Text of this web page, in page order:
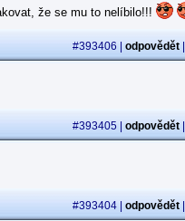
že se mu to nelíbilo!!!
#393406 | odpovědět
#393405 | odpovědět
#393404 | odpovědět